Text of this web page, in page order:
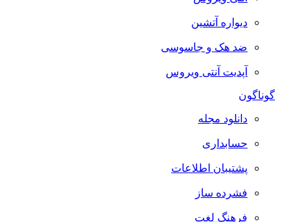
دیواره آتشین
ضد هک و جاسوسی
آپدیت آنتی ویروس
گوناگون
دانلود مجله
حسابداری
پشتیبان اطلاعات
فشرده ساز
فرهنگ لغت